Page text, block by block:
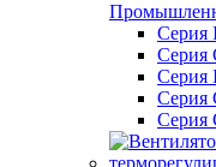
Серия
Серия
Серия
Серия
Серия